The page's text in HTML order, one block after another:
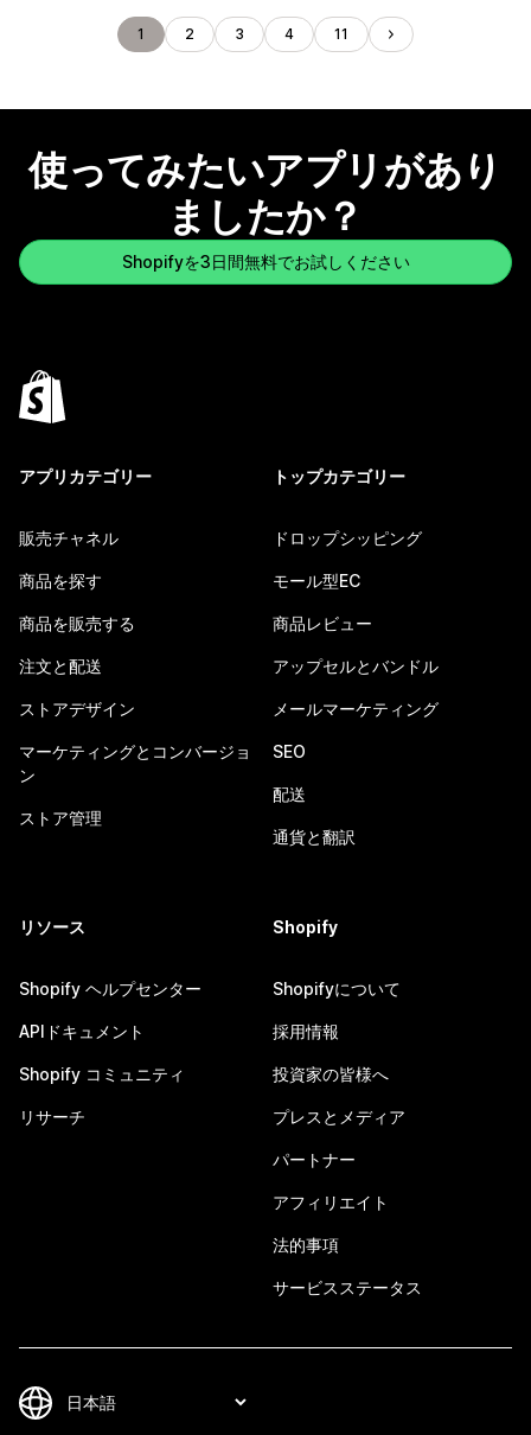
1 2 3 4 11
使ってみたいアプリがあり
ましたか？
Shopifyを3日間無料でお試しください
アプリカテゴリー
販売チャネル
商品を探す
商品を販売する
注文と配送
ストアデザイン
マーケティングとコンバージョ
ン
ストア管理
トップカテゴリー
ドロップシッピング
モール型EC
商品レビュー
アップセルとバンドル
メールマーケティング
SEO
配送
通貨と翻訳
リソース
Shopify ヘルプセンター
APIドキュメント
Shopify コミュニティ
リサーチ
Shopify
Shopifyについて
採用情報
投資家の皆様へ
プレスとメディア
パートナー
アフィリエイト
法的事項
サービスステータス